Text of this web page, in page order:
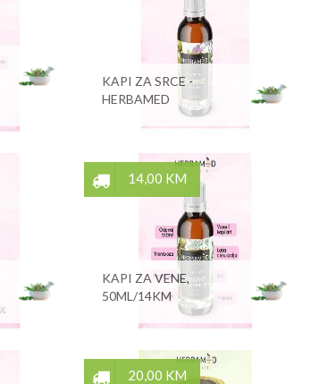
KAPI ZA SRCE -
HERBAMED
14,00 KM
KAPI ZA VENE,
50ML/14KM
20,00 KM